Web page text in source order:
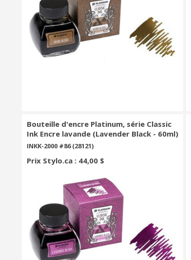
Bouteille d'encre Platinum, série Classic
Ink Encre lavande (Lavender Black - 60ml)
INKK-2000 #86 (28121)
Prix Stylo.ca : 44,00 $